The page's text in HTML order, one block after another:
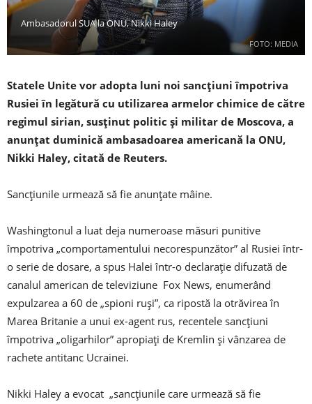
FOTO: MEDIA
Ambasadorul SUA la ONU, Nikki Haley
Statele Unite vor adopta luni noi sancţiuni împotriva
Rusiei în legătură cu utilizarea armelor chimice de către
regimul sirian, susţinut politic şi militar de Moscova, a
anunţat duminică ambasadoarea americană la ONU,
Nikki Haley, citată de Reuters.
Sancțiunile urmează să fie anunțate mâine.
Washingtonul a luat deja numeroase măsuri punitive
împotriva „comportamentului necorespunzător” al Rusiei într-
o serie de dosare, a spus Halei într-o declarație difuzată de
canalul american de televiziune Fox News, enumerând
expulzarea a 60 de „spioni ruşi”, ca ripostă la otrăvirea în
Marea Britanie a unui ex-agent rus, recentele sancţiuni
împotriva „oligarhilor” apropiaţi de Kremlin şi vânzarea de
rachete antitanc Ucrainei.
Nikki Haley a evocat „sancţiunile care urmează să fie